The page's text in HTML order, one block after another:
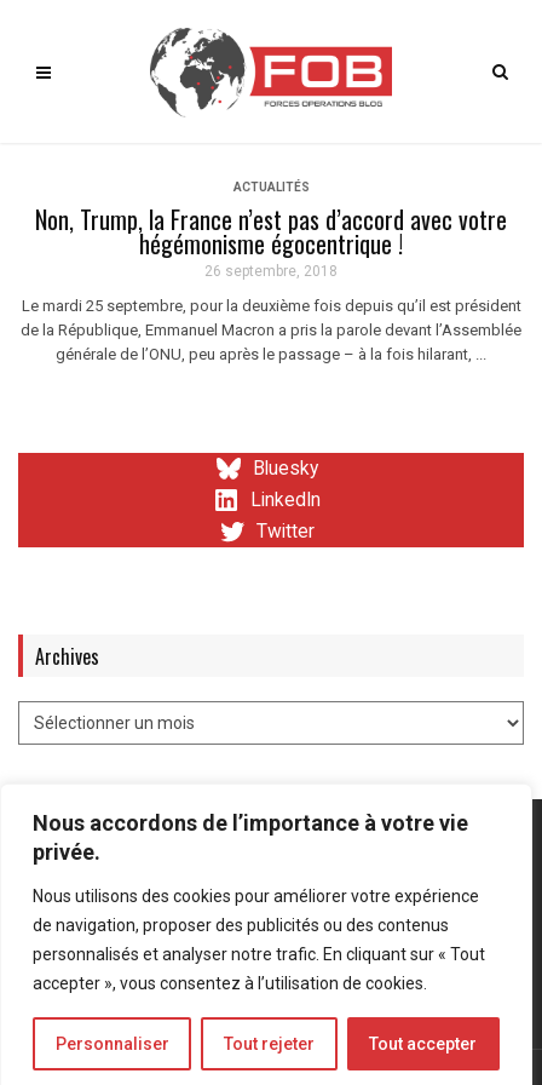
Nous accordons de l’importance à votre vie
privée.
Nous utilisons des cookies pour améliorer votre expérience
de navigation, proposer des publicités ou des contenus
personnalisés et analyser notre trafic. En cliquant sur « Tout
accepter », vous consentez à l’utilisation de cookies.
Personnaliser Tout rejeter Tout accepter
ACTUALITÉS
Non, Trump, la France n’est pas d’accord avec votre
hégémonisme égocentrique !
26 septembre, 2018
Le mardi 25 septembre, pour la deuxième fois depuis qu’il est président
de la République, Emmanuel Macron a pris la parole devant l’Assemblée
générale de l’ONU, peu après le passage – à la fois hilarant, ...
Bluesky
LinkedIn
Twitter
Archives
Mentions légales Politique de confidentialité
Bluesky
LinkedIn
Twitter
© Forces Operations Blog - 2022